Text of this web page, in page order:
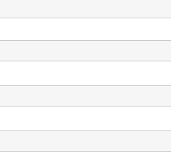
宅配120
変更可
みる
【宅配80サイズ】定
04）
詳しくみる
【広告入
詳し
能）※キャンペーン
ル箱
番段ボール箱（DA0
イズ 段ボ